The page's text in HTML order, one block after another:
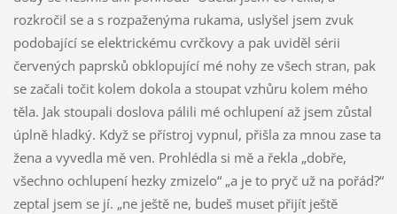
rozkročil se a s rozpaženýma rukama, uslyšel jsem zvuk
podobající se elektrickému cvrčkovy a pak uviděl sérii
červených paprsků obklopující mé nohy ze všech stran, pak
se začali točit kolem dokola a stoupat vzhůru kolem mého
těla. Jak stoupali doslova pálili mé ochlupení až jsem zůstal
úplně hladký. Když se přístroj vypnul, přišla za mnou zase ta
žena a vyvedla mě ven. Prohlédla si mě a řekla „dobře,
všechno ochlupení hezky zmizelo“ „a je to pryč už na pořád?“
zeptal jsem se jí. „ne ještě ne, budeš muset přijít ještě